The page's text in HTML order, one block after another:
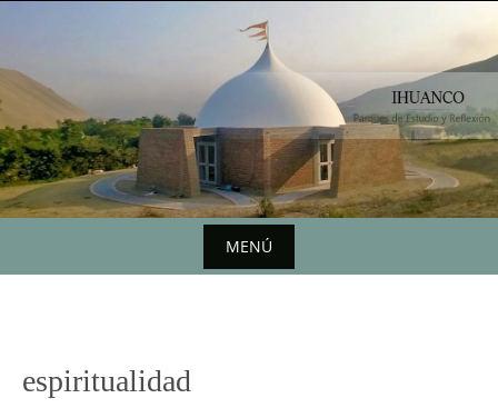
contenido
MENÚ
espiritualidad